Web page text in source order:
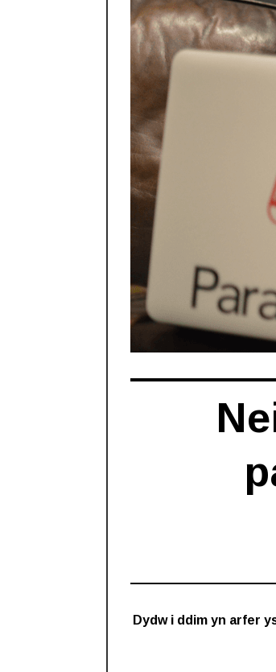
Dydw i ddim yn arfer